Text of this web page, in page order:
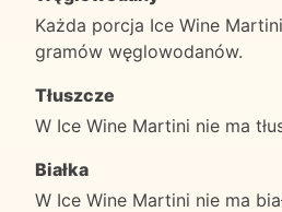
Każda porcja Ice Wine
gramów węglowodanów.
Tłuszcze
W Ice Wine Martini nie ma
Białka
W Ice Wine Martini nie ma